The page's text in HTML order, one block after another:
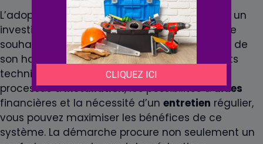
L’adoption d’une VMC double fluxreprésente un
investissement judicieux pour tout propriétaire
souhaitant améliorer l’efficacitéénergétique
de
son habitat. En prenant en compte les aspects
techniques tels que le choix du modèle, le
processus d’installation, les possibilités d’aides
financières et la nécessité d’un entretien régulier,
vous pouvez maximiser les bénéfices de ce
système. La démarche procure non seulement un